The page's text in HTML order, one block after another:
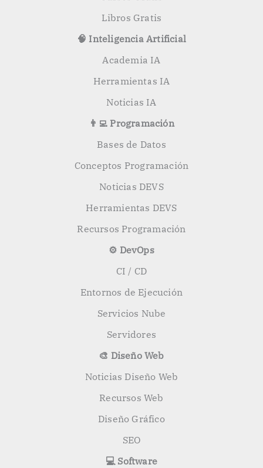
Libros Gratis
🧠 Inteligencia Artificial
Academia IA
Herramientas IA
Noticias IA
👨‍💻 Programación
Bases de Datos
Conceptos Programación
Noticias DEVS
Herramientas DEVS
Recursos Programación
⚙️ DevOps
CI / CD
Entornos de Ejecución
Servicios Nube
Servidores
🎨 Diseño Web
Noticias Diseño Web
Recursos Web
Diseño Gráfico
SEO
💻 Software